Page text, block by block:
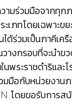
มร่วมมือจากทุ
เภทโดยเฉพาะ
ด้ร่วมเป็นภาคีเ
งกรอบที่จะนำ
พระราชดำริแ
อกับหน่วยงาน
โดยขอรับการ